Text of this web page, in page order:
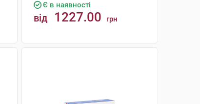
Є в наявності
від 1227.00 грн